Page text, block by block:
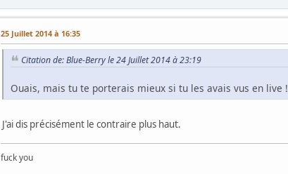
25 Juillet 2014 à 16:35
Citation de: Blue-Berry le 24 Juillet 2014 à 23:19
Ouais, mais tu te porterais mieux si tu les avais vus en live !
J'ai dis précisément le contraire plus haut.
fuck you